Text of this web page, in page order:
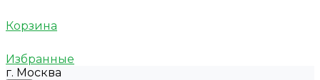
Корзина
Избранные
г. Москва